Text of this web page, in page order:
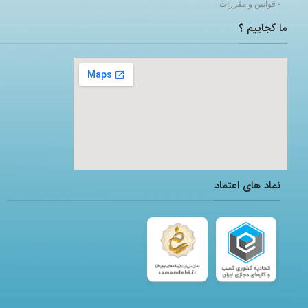
- قوانین و مقررات
ما کجاییم ؟
adding a google map to a website
نماد های اعتماد